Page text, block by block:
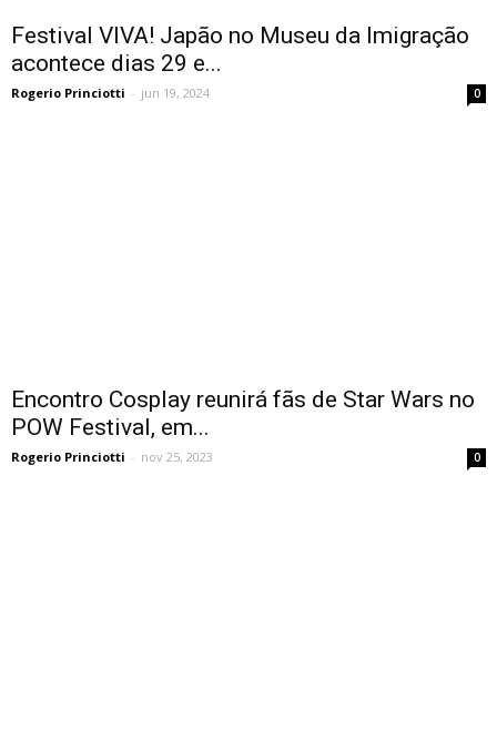
Festival VIVA! Japão no Museu da Imigração
acontece dias 29 e...
Rogerio Princiotti - jun 19, 2024 0
Encontro Cosplay reunirá fãs de Star Wars no
POW Festival, em...
Rogerio Princiotti - nov 25, 2023 0